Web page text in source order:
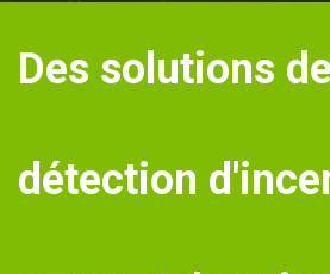
Des solutions de
détection